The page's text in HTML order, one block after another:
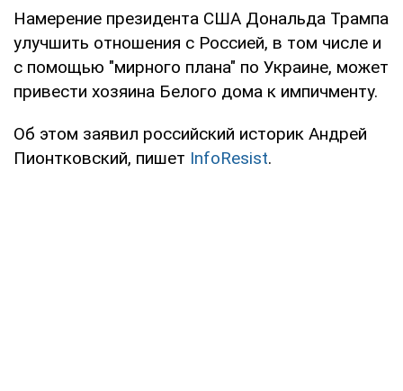
Намерение президента США Дональда Трампа
улучшить отношения с Россией, в том числе и
с помощью "мирного плана" по Украине, может
привести хозяина Белого дома к импичменту.
Об этом заявил российский историк Андрей
Пионтковский, пишет InfoResist.